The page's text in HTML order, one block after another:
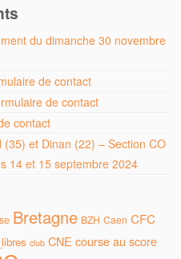
du dimanche 30 novembre
de contact
de contact
contact
(35) et Dinan (22) – Section CO
14 et 15 septembre 2024
Bretagne BZH Caen CFC
club CNE course au score